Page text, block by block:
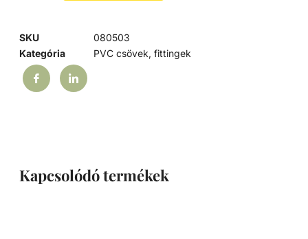
SKU
080503
Kategória
PVC csövek, fittingek
Kapcsolódó termékek